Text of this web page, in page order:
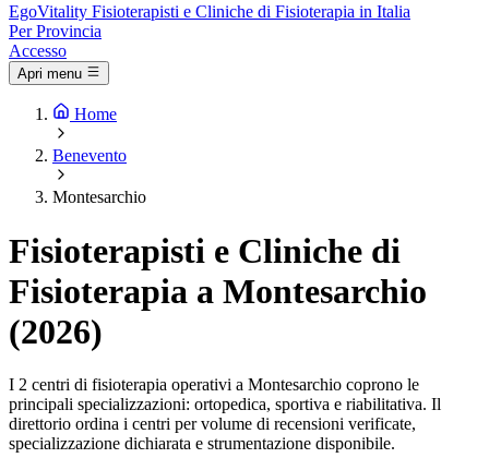
EgoVitality Fisioterapisti e Cliniche di Fisioterapia in Italia
Per Provincia
Accesso
Apri menu
Home
Benevento
Montesarchio
Fisioterapisti e Cliniche di
Fisioterapia a Montesarchio
(2026)
I 2 centri di fisioterapia operativi a Montesarchio coprono le
principali specializzazioni: ortopedica, sportiva e riabilitativa. Il
direttorio ordina i centri per volume di recensioni verificate,
specializzazione dichiarata e strumentazione disponibile.